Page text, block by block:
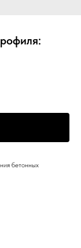
бетонных